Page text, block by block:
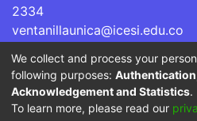
2334
ventanillaunica@icesi.edu.co
La Universidad Icesi es una
Superior que se encuentra
por parte del Ministerio de
We collect and process your
following purposes:
Acknowledgement and Statistics.
To learn more, please read our